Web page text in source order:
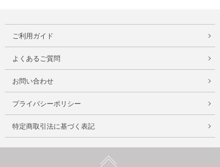
ご利用ガイド
よくあるご質問
お問い合わせ
プライバシーポリシー
特定商取引法に基づく表記